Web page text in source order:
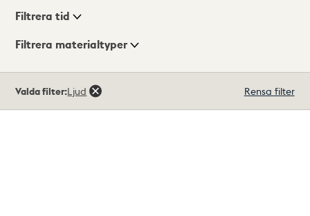
Visningsläge
Filtrera tid
Filtrera materialtyper
träffar
Valda filter:Ljud Rensa filter